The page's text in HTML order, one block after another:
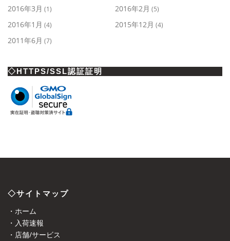
2016年3月 (1) 2016年2月 (5)
2016年1月 (4) 2015年12月 (4)
2011年6月 (7)
◇HTTPS/SSL認証証明
◇サイトマップ
・ホーム
・入荷速報
・店舗/サービス